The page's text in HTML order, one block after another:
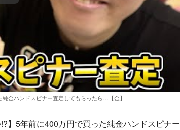
金ハンドスピナー査定してもらったら…【金】
】5年前に400万円で買った純金ハンドスピナー